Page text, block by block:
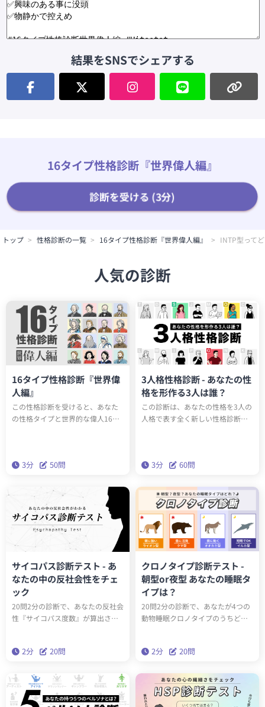
結果をSNSでシェアする
16タイプ性格診断『世界偉人編』
診断を受ける (3分)
トップ 性格診断の一覧 16タイプ性格診断『世界偉人編』 INTP型って
人気の診断
16タイプ性格診断『世界偉
人編』
この性格診断を受けると、あなた
の性格タイプと世界的な偉人16人
性格タイプかもしれません。テス
な一面を発見しましょう。
3分 50問
3人格性格診断 - あなたの性
格を形作る3人は誰？
この診断は、あなたの性格を3人の
人格で表す全く新しい性格診断テ
に最も正確な性格分析理論「ビッ
診断で、本当の性格を深く理解し
ましょう。
3分 60問
サイコパス診断テスト - あ
なたの中の反社会性をチェ
ック
20問2分の診断で、あなたの反社会
性『サイコパス度数』が算出され
当たる診断です。クイズとは一味
はたしてあなたはサイコパスなの
でしょうか？
2分 20問
クロノタイプ診断テスト -
朝型or夜型 あなたの睡眠タ
イプは？
20問2分の診断で、あなたが4つの
動物睡眠クロノタイプのうちどの
に合った生活スタイルを送ること
2分 20問